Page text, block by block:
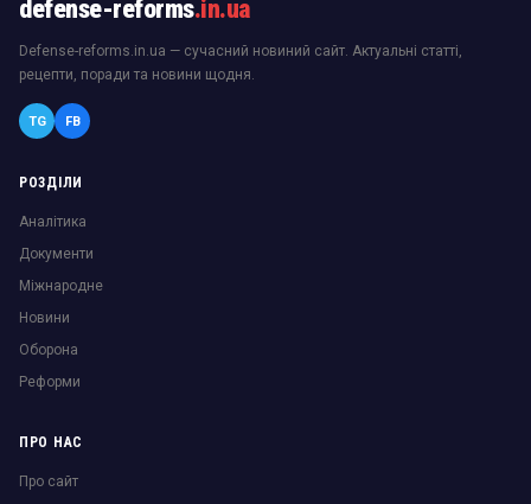
defense-reforms.in.ua
Defense-reforms.in.ua — сучасний новиний сайт. Актуальні статті,
рецепти, поради та новини щодня.
TG FB
РОЗДІЛИ
Аналітика
Документи
Міжнародне
Новини
Оборона
Реформи
ПРО НАС
Про сайт